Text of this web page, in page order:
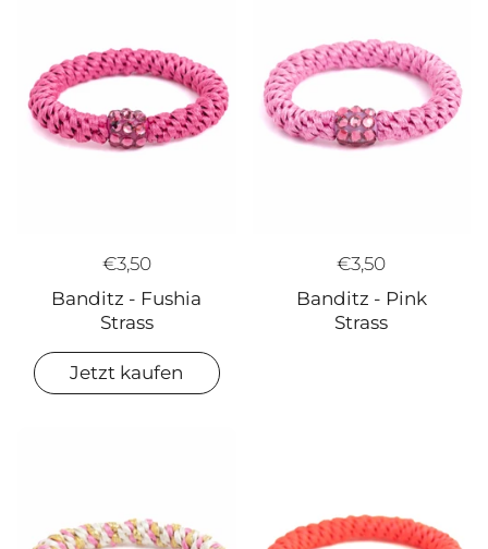
€3,50
Banditz - Fushia
Strass
Jetzt kaufen
€3,50
Banditz - Pink
Strass